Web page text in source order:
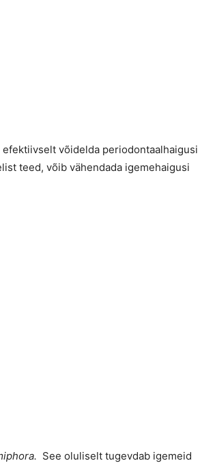
võidelda periodontaalhaigusi
teed, võib vähendada igemehaigusi
See oluliselt tugevdab igemeid